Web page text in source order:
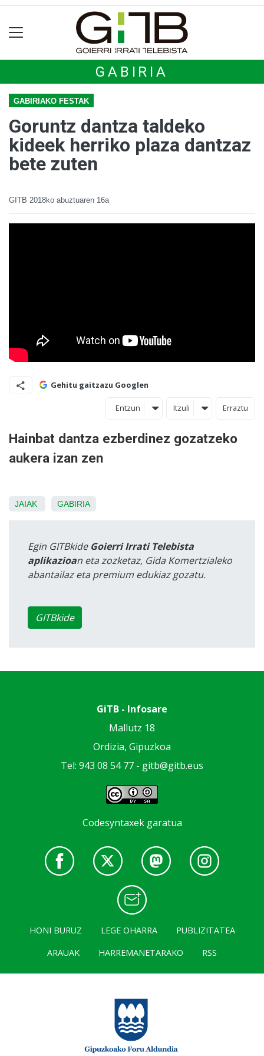
GABIRIA
GABIRIAKO FESTAK
Goruntz dantza taldeko
kideek herriko plaza dantzaz
bete zuten
GITB 2018ko abuztuaren 16a
Gehitu gaitzazu Googlen
Entzun Itzuli Erraztu
Hainbat dantza ezberdinez gozatzeko
aukera izan zen
JAIAK GABIRIA
Egin GITBkide Goierri Irrati Telebista
aplikazioan eta zozketaz, Gida Komertzialeko
abantailaz eta premium edukiaz gozatu.
GITBkide
GiTB - Infosare
Mallutz 18
Ordizia, Gipuzkoa
Tel: 943 08 54 77 - gitb@gitb.eus
Codesyntaxek garatua
HONI BURUZ LEGE OHARRA
PUBLIZITATEA
ARAUAK
HARREMANETARAKO RSS